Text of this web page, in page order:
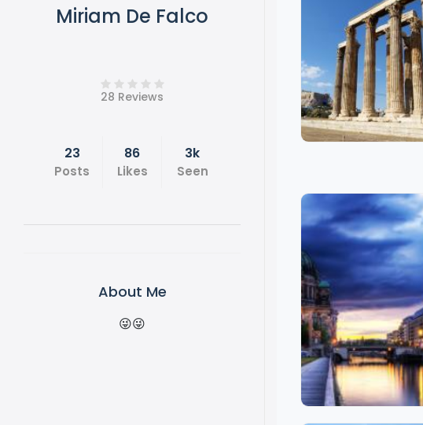
Miriam De Falco
28 Reviews
23
Posts
86
Likes
3k
Seen
About Me
😜😜